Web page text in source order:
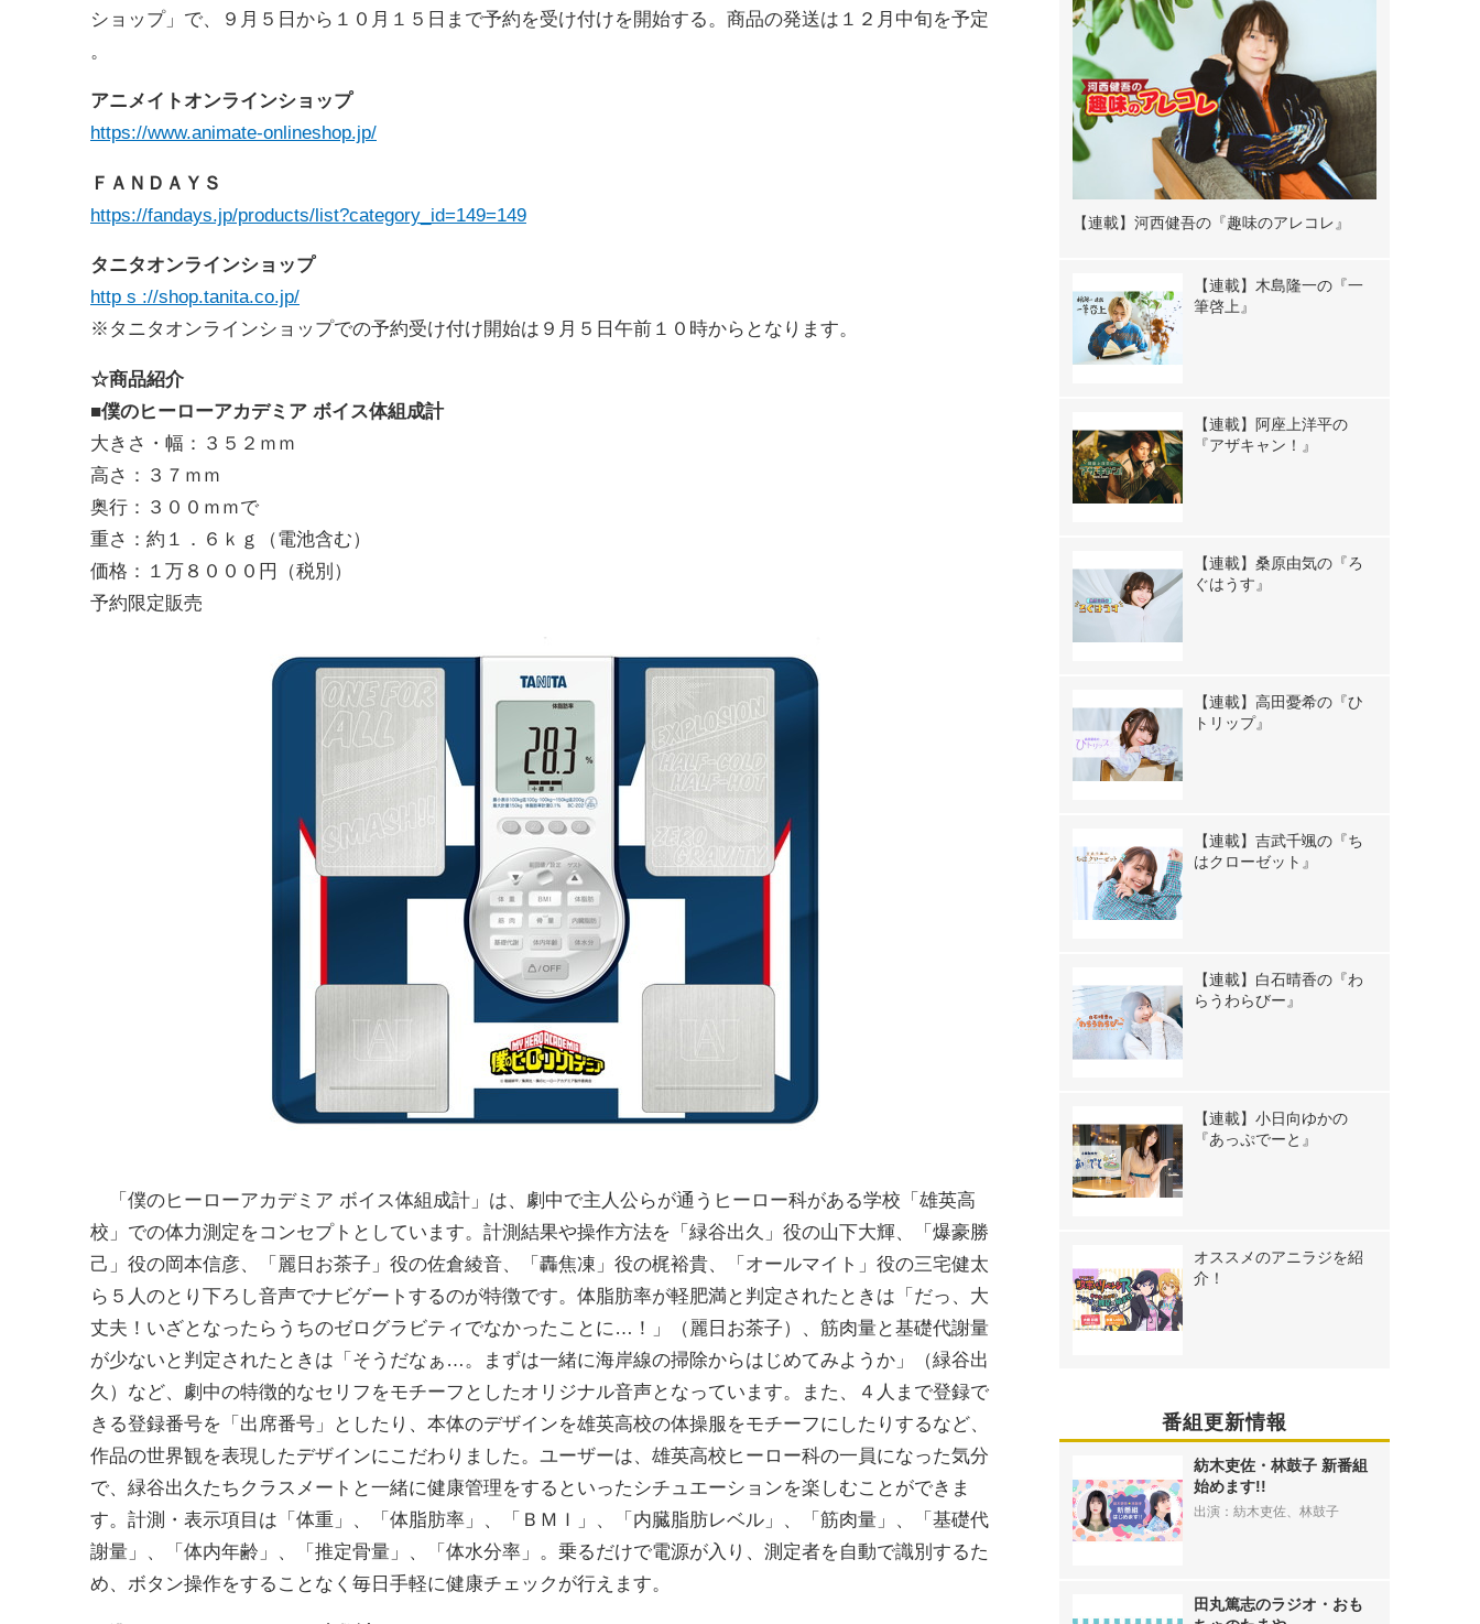
ショップ」で、９月５日から１０月１５日まで予約を受け付けを開始する。商品の発送は１２月中旬を予定
。
アニメイトオンラインショップ
https://www.animate-onlineshop.jp/
ＦＡＮＤＡＹＳ
https://fandays.jp/products/list?category_id=149=149
タニタオンラインショップ
http s ://shop.tanita.co.jp/
※タニタオンラインショップでの予約受け付け開始は９月５日午前１０時からとなります。
☆商品紹介
■僕のヒーローアカデミア ボイス体組成計
大きさ・幅：３５２ｍｍ
高さ：３７ｍｍ
奥行：３００ｍｍで
重さ：約１．６ｋｇ（電池含む）
価格：１万８０００円（税別）
予約限定販売
「僕のヒーローアカデミア ボイス体組成計」は、劇中で主人公らが通うヒーロー科がある学校「雄英高
校」での体力測定をコンセプトとしています。計測結果や操作方法を「緑谷出久」役の山下大輝、「爆豪勝
己」役の岡本信彦、「麗日お茶子」役の佐倉綾音、「轟焦凍」役の梶裕貴、「オールマイト」役の三宅健太
ら５人のとり下ろし音声でナビゲートするのが特徴です。体脂肪率が軽肥満と判定されたときは「だっ、大
丈夫！いざとなったらうちのゼログラビティでなかったことに…！」（麗日お茶子）、筋肉量と基礎代謝量
が少ないと判定されたときは「そうだなぁ…。まずは一緒に海岸線の掃除からはじめてみようか」（緑谷出
久）など、劇中の特徴的なセリフをモチーフとしたオリジナル音声となっています。また、４人まで登録で
きる登録番号を「出席番号」としたり、本体のデザインを雄英高校の体操服をモチーフにしたりするなど、
作品の世界観を表現したデザインにこだわりました。ユーザーは、雄英高校ヒーロー科の一員になった気分
で、緑谷出久たちクラスメートと一緒に健康管理をするといったシチュエーションを楽しむことができま
す。計測・表示項目は「体重」、「体脂肪率」、「ＢＭＩ」、「内臓脂肪レベル」、「筋肉量」、「基礎代
謝量」、「体内年齢」、「推定骨量」、「体水分率」。乗るだけで電源が入り、測定者を自動で識別するた
め、ボタン操作をすることなく毎日手軽に健康チェックが行えます。
【連載】河西健吾の『趣味のアレコレ』
【連載】木島隆一の『一
筆啓上』
【連載】阿座上洋平の
『アザキャン！』
【連載】桑原由気の『ろ
ぐはうす』
【連載】高田憂希の『ひ
トリップ』
【連載】吉武千颯の『ち
はクローゼット』
【連載】白石晴香の『わ
らうわらびー』
【連載】小日向ゆかの
『あっぷでーと』
オススメのアニラジを紹
介！
番組更新情報
紡木吏佐・林鼓子 新番組
始めます!!
出演：紡木吏佐、林鼓子
田丸篤志のラジオ・おも